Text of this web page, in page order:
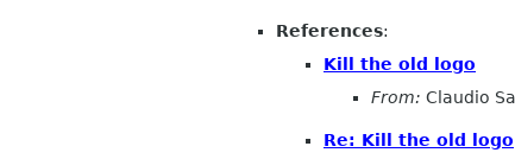
References:
Kill the old logo
From: Claudio
Re: Kill the old logo